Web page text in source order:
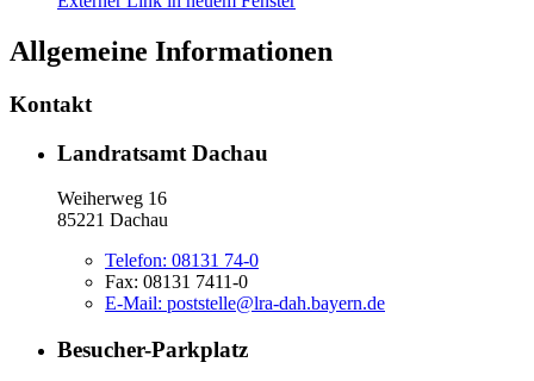
Allgemeine Informationen
Kontakt
Landratsamt Dachau
Weiherweg 16
85221 Dachau
Telefon: 08131 74-0
Fax: 08131 7411-0
E-Mail: poststelle@lra-dah.bayern.de
Besucher-Parkplatz